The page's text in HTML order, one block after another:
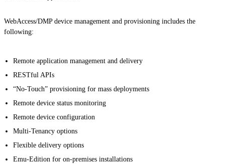
WebAccess/DMP device management and provisioning includes the
following:
Remote application management and delivery
RESTful APIs
“No-Touch” provisioning for mass deployments
Remote device status monitoring
Remote device configuration
Multi-Tenancy options
Flexible delivery options
Emu-Edition for on-premises installations